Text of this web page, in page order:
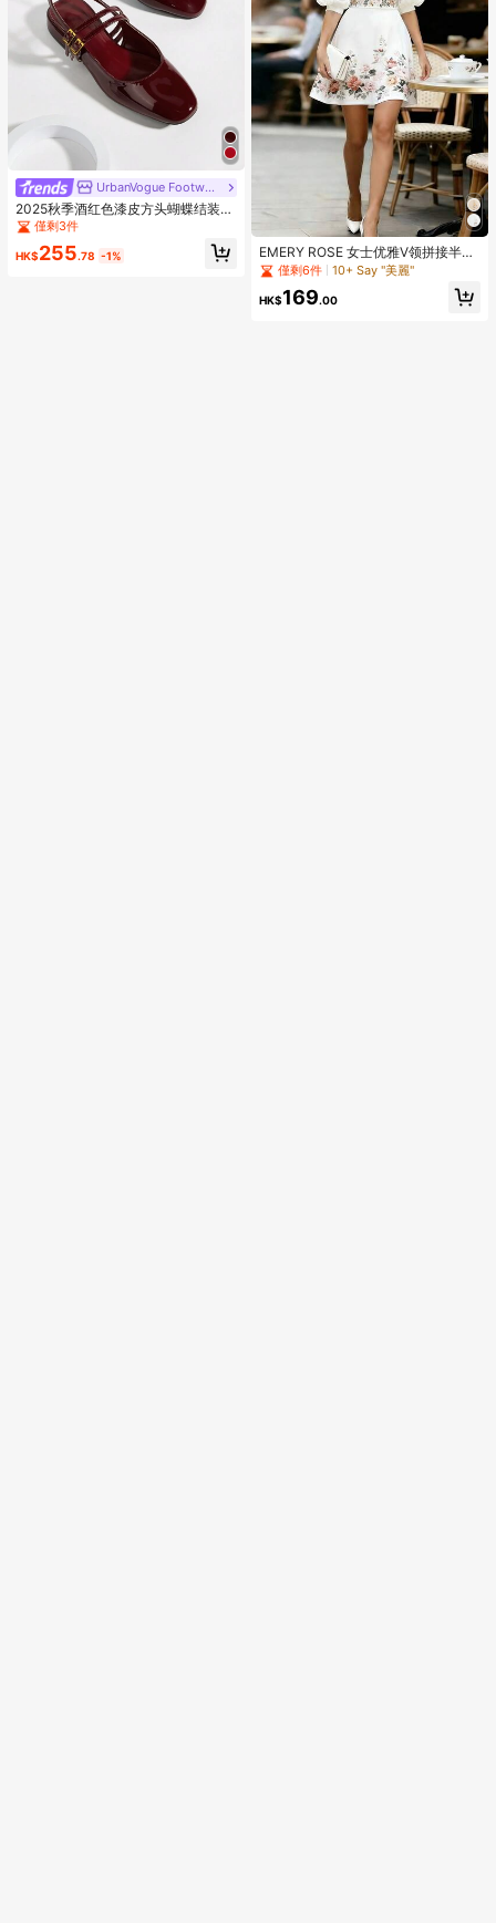
UrbanVogue Footwear
2025秋季酒红色漆皮方头蝴蝶结装饰
粗跟凉鞋，休闲通勤，芭蕾平底鞋
僅剩3件
HK$255.78 -1%
EMERY ROSE 女士优雅V领拼接半透
明花瓣袖印花收腰中长连衣裙，夏季
僅剩6件 10+ Say "美麗"
HK$169.00